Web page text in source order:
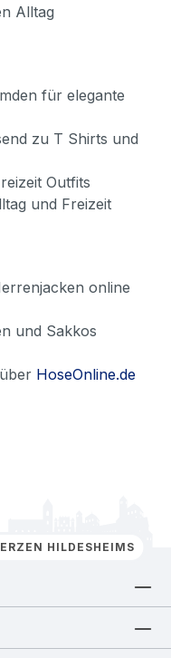
Alltag
für elegante
zu T Shirts und
Outfits
und Freizeit
online
und Sakkos
HoseOnline.de
HILDESHEIMS